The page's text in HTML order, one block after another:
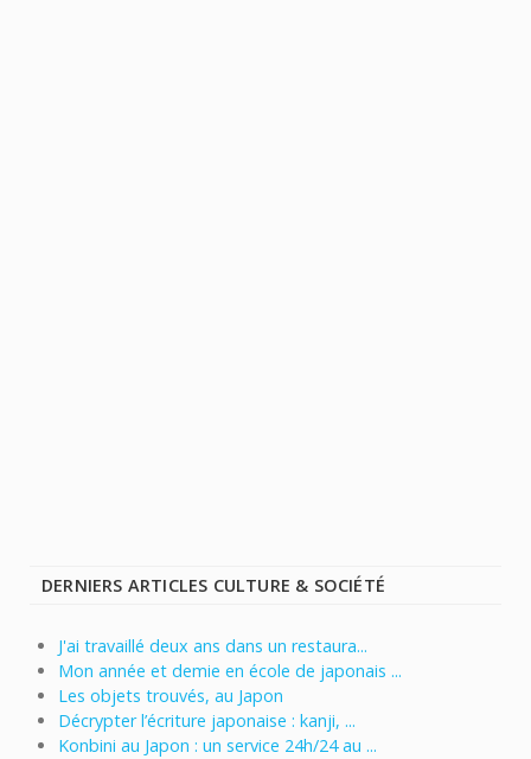
DERNIERS ARTICLES CULTURE & SOCIÉTÉ
J'ai travaillé deux ans dans un restaura...
Mon année et demie en école de japonais ...
Les objets trouvés, au Japon
Décrypter l’écriture japonaise : kanji, ...
Konbini au Japon : un service 24h/24 au ...